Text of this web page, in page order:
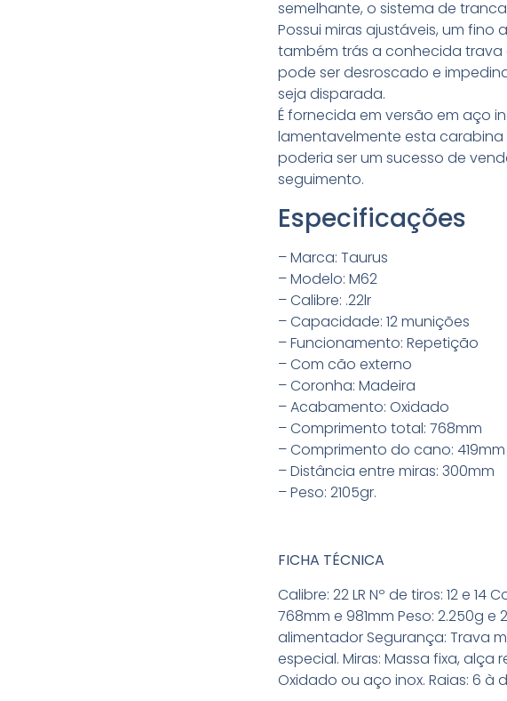
semelhante, o sistema de
Possui miras ajustáveis, um
também trás a conhecida trava
pode ser desroscado e
seja disparada.
É fornecida em versão em aço
lamentavelmente esta
poderia ser um sucesso de
seguimento.
Especificações
– Marca: Taurus
– Modelo: M62
– Calibre: .22lr
– Capacidade: 12 munições
– Funcionamento: Repetição
– Com cão externo
– Coronha: Madeira
– Acabamento: Oxidado
– Comprimento total: 768mm
– Comprimento do cano: 419mm
– Distância entre miras: 300mm
– Peso: 2105gr.
FICHA TÉCNICA
Calibre: 22 LR Nº de tiros: 12 e
768mm e 981mm Peso: 2.250g
alimentador Segurança: Trava
especial. Miras: Massa fixa,
Oxidado ou aço inox. Raias: 6 à